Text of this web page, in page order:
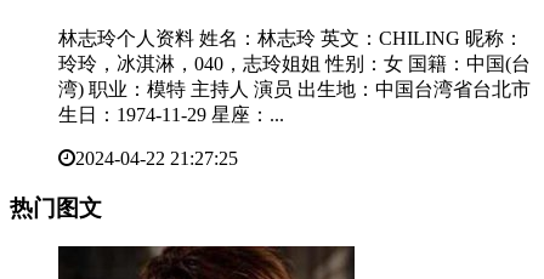
林志玲个人资料 姓名：林志玲 英文：CHILING 昵称：
玲玲，冰淇淋，040，志玲姐姐 性别：女 国籍：中国(台
湾) 职业：模特 主持人 演员 出生地：中国台湾省台北市
生日：1974-11-29 星座：...
2024-04-22 21:27:25
热门图文